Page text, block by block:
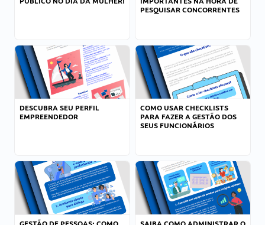
PESQUISAR CONCORRENTES
DESCUBRA SEU PERFIL
EMPREENDEDOR
COMO USAR CHECKLISTS
PARA FAZER A GESTÃO DOS
SEUS FUNCIONÁRIOS